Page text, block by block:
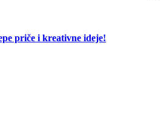
priče i kreativne ideje!